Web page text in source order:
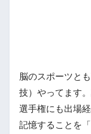
脳のスポーツと
技）やってます
選手権にも出場経
記憶することを